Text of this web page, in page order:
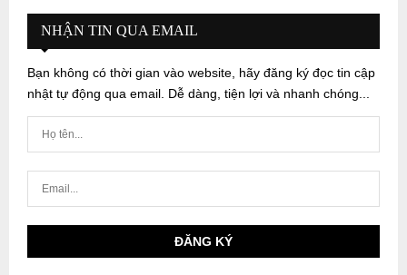
NHẬN TIN QUA EMAIL
Bạn không có thời gian vào website, hãy đăng ký đọc tin cập
nhật tự động qua email. Dễ dàng, tiện lợi và nhanh chóng...